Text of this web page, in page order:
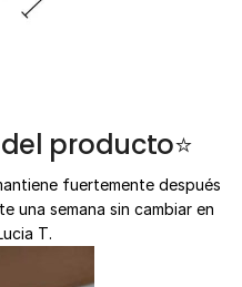
producto⭐
fuertemente después
una semana sin cambiar en
T.